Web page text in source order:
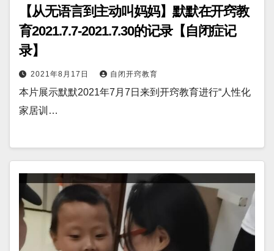
【从无语言到主动叫妈妈】默默在开窍教
育2021.7.7-2021.7.30的记录【自闭症记
录】
2021年8月17日 自闭开窍教育
本片展示默默2021年7月7日来到开窍教育进行“人性化
家居训…